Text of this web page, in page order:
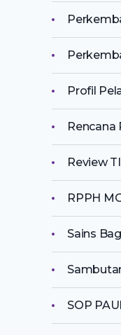
Profil
Rencana
Review
RPPH
Sains
SOP